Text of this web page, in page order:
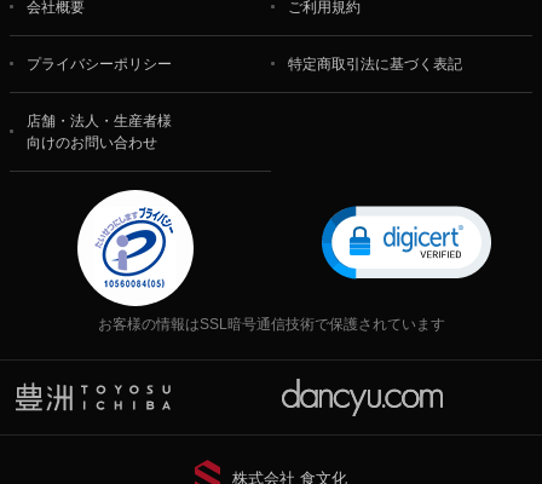
会社概要 ご利用規約
プライバシーポリシー 特定商取引法に基づく表記
店舗・法人・生産者様
向けのお問い合わせ
お客様の情報はSSL暗号通信技術で保護されています
株式会社 食文化